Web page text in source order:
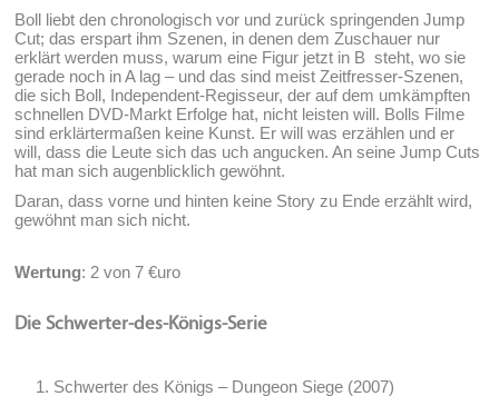
Boll liebt den chronologisch vor und zurück springenden Jump
Cut; das erspart ihm Szenen, in denen dem Zuschauer nur
erklärt werden muss, warum eine Figur jetzt in B steht, wo sie
gerade noch in A lag – und das sind meist Zeitfresser-Szenen,
die sich Boll, Independent-Regisseur, der auf dem umkämpften
schnellen DVD-Markt Erfolge hat, nicht leisten will. Bolls Filme
sind erklärtermaßen keine Kunst. Er will was erzählen und er
will, dass die Leute sich das uch angucken. An seine Jump Cuts
hat man sich augenblicklich gewöhnt.
Daran, dass vorne und hinten keine Story zu Ende erzählt wird,
gewöhnt man sich nicht.
Wertung: 2 von 7 €uro
Die Schwerter-des-Königs-Serie
Schwerter des Königs – Dungeon Siege (2007)